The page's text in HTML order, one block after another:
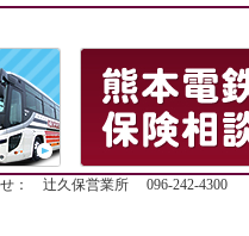
： 辻久保営業所 096-242-4300